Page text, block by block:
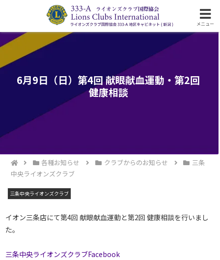
ライオンズクラブ国際協会333-A地区の活動
6月9日（日）第4回 献眼献血運動・第2回
健康相談
各種お知らせ クラブからのお知らせ
三条
中央ライオンズクラブ
三条中央ライオンズクラブ
イオン三条店にて第4回 献眼献血運動と第2回 健康相談を行いまし
た。
三条中央ライオンズクラブFacebook
メニュー